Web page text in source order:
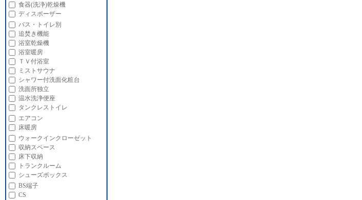
食器(洗浄)乾燥機
ディスポーザー
バス・トイレ別
追焚き機能
浴室乾燥機
浴室暖房
ＴＶ付浴室
ミストサウナ
シャワー付洗面化粧台
洗面所独立
温水洗浄便座
タンクレストイレ
エアコン
床暖房
ウォークインクローゼット
収納スペース
床下収納
トランクルーム
シューズボックス
BS端子
CS